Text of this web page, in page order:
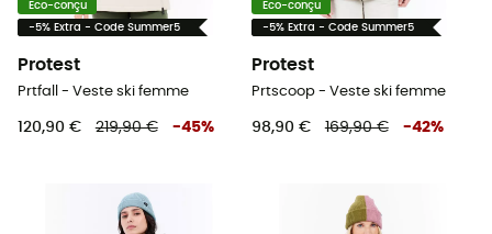
Eco-conçu
-5% Extra - Code Summer5
Protest
Prtfall - Veste ski femme
120,90 € 219,90 € -45%
Eco-conçu
-5% Extra - Code Summer5
Protest
Prtscoop - Veste ski femme
98,90 € 169,90 € -42%